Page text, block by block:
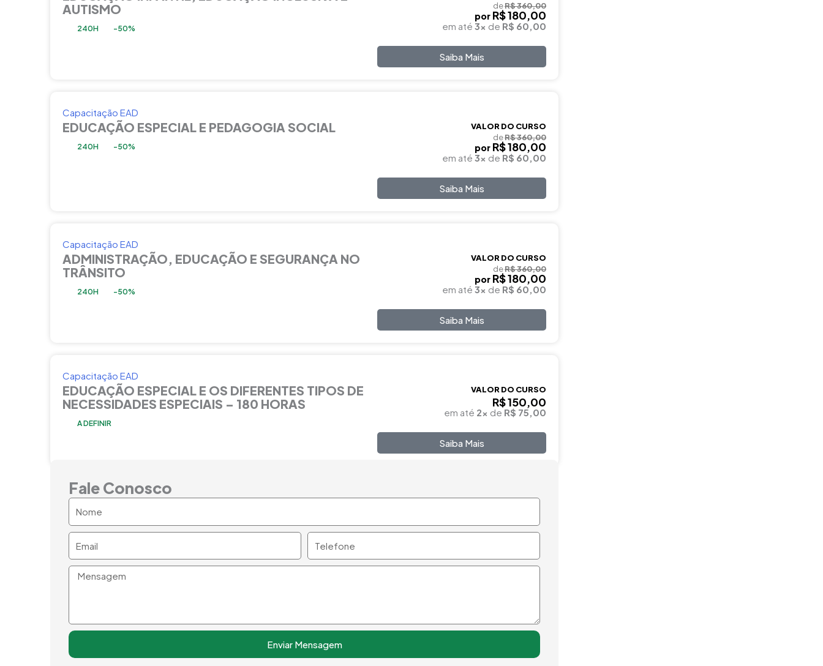
AUTISMO
240H -50%
deR$ 360,00
por R$ 180,00
em até 3x de R$ 60,00
Saiba Mais
Capacitação EAD
EDUCAÇÃO ESPECIAL E PEDAGOGIA SOCIAL
240H -50%
VALOR DO CURSO
deR$ 360,00
por R$ 180,00
em até 3x de R$ 60,00
Saiba Mais
Capacitação EAD
ADMINISTRAÇÃO, EDUCAÇÃO E SEGURANÇA NO
TRÂNSITO
240H -50%
VALOR DO CURSO
deR$ 360,00
por R$ 180,00
em até 3x de R$ 60,00
Saiba Mais
Capacitação EAD
EDUCAÇÃO ESPECIAL E OS DIFERENTES TIPOS DE
NECESSIDADES ESPECIAIS – 180 HORAS
A DEFINIR
VALOR DO CURSO
R$ 150,00
em até 2x de R$ 75,00
Saiba Mais
Fale Conosco
Mensagem
Enviar Mensagem